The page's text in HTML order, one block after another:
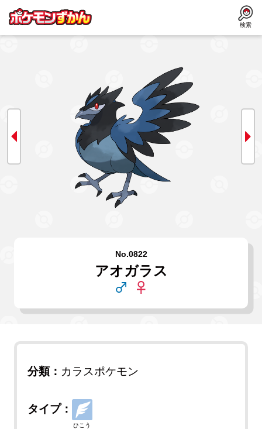
検索
No.0822
アオガラス
分類： カラスポケモン
タイプ：
ひこう